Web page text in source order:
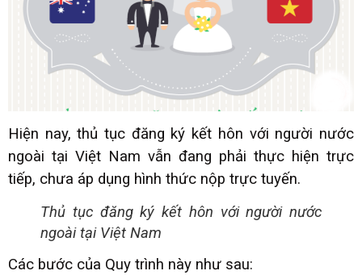
Hiện nay, thủ tục đăng ký kết hôn với người nước
ngoài tại Việt Nam vẫn đang phải thực hiện trực
tiếp, chưa áp dụng hình thức nộp trực tuyến.
Thủ tục đăng ký kết hôn với người nước
ngoài tại Việt Nam
Các bước của Quy trình này như sau: